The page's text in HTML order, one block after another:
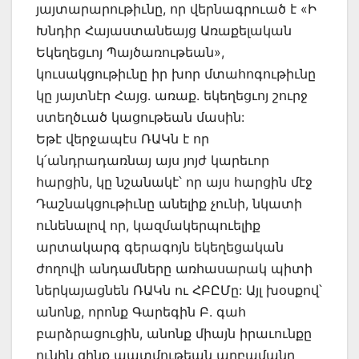
յայտարարութիւնը, որ վերնագրուած է «Ի
Խնդիր Հայաստանեայց Առաքելական
Եկեղեցւոյ Պայծառութեան»,
կուսակցութիւնը իր խոր մտահոգութիւնը
կը յայտնէր Հայց. առաք. եկեղեցւոյ շուրջ
ստեղծւած կացութեան մասին:
Եթէ վերջապէս ՌԱԿն է որ
կ՛անդրադառնայ այս յոյժ կարեւոր
հարցին, կը նշանակէ՝ որ այս հարցին մէջ
Դաշնակցութիւնը անելիք չունի, նկատի
ունենալով որ, կազմակերպուելիք
արտակարգ գերագոյն եկեղեցական
ժողովի անդամները առհասարակ պիտի
ներկայացնեն ՌԱԿն ու ՀԲԸՄը: Այլ խօսքով՝
անոնք, որոնք Գարեգին Բ. գահ
բարձրացուցին, անոնք միայն իրաւունքը
ունին զինք պատմութեան աղբամանը